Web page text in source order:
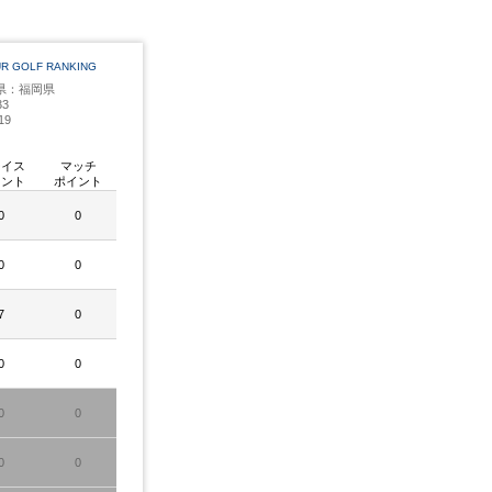
GOLF RANKING
：福岡県
ス
ト
マッチ
ポイント
0
0
0
0
0
0